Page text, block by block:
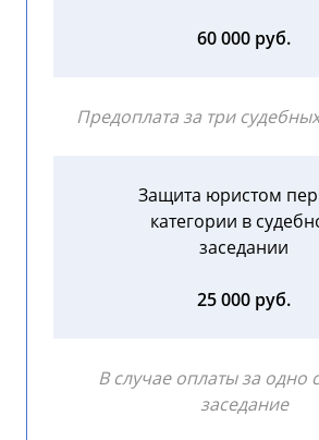
60 000 руб.
Предоплата за три
Защита юристом
категории в
заседании
25 000 руб.
В случае оплаты за одно
заседание